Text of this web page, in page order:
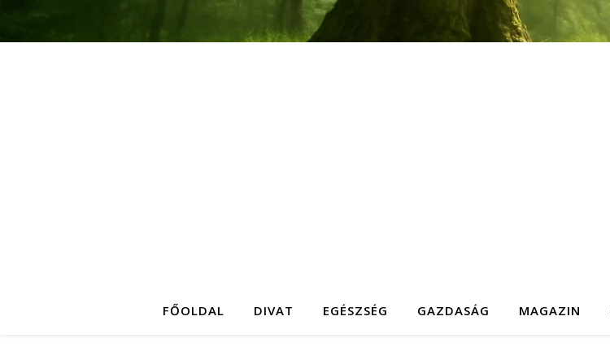
FŐOLDAL DIVAT EGÉSZSÉG GAZDASÁG MAGAZIN